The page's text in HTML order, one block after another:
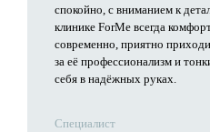
спокойно, с вниманием к
клинике ForMe всегда
современно, приятно
за её профессионализм и
себя в надёжных руках.
Специалист